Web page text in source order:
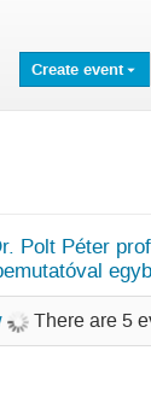
Create event
Polt Péter
There are 5